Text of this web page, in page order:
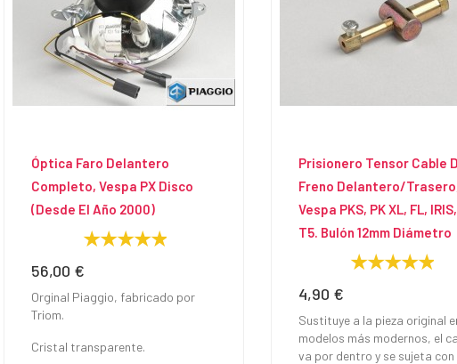
Óptica Faro Delantero
Completo, Vespa PX Disco
(desde El Año 2000)
Precio
56,00 €
Orginal Piaggio, fabricado por
Triom.
Cristal transparente.
Prisionero Tensor Cable
Freno Delantero/
Vespa PKS, PK XL, FL,
T5. Bulón 12mm Diámetro
Precio
4,90 €
Sustituye a la pieza original
modelos más modernos, el
va por dentro y se sujeta con